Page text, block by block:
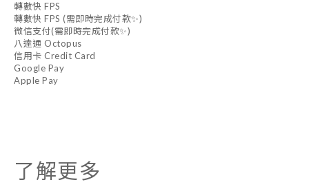
轉數快 FPS
轉數快 FPS (需即時完成付款✨)
微信支付(需即時完成付款✨)
八達通 Octopus
信用卡 Credit Card
Google Pay
Apple Pay
了解更多